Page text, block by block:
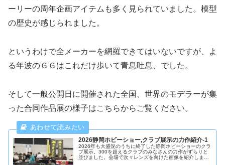
ーリーの周年企画アイテムも多く見られていました。模型
の歴史が感じられました。
というわけで全メーカーを網羅できてはいないですが、よ
る年波のＧＧはこれだけ歩いて青息吐息、でした。
そして一般公開日に開催された全国、世界のモデラーが集
った合同作品展の様子はこちらからご覧ください。
2026静岡ホビーショー,クラブ展示の力作紹介-1
2026年も大盛況のうちに終了した静岡ホビーショーのクラ
ブ展示。300を超えるクラブのみなさんの力作がずらりと
並びました。会場で次々レンズを向けた画像を紹介しま